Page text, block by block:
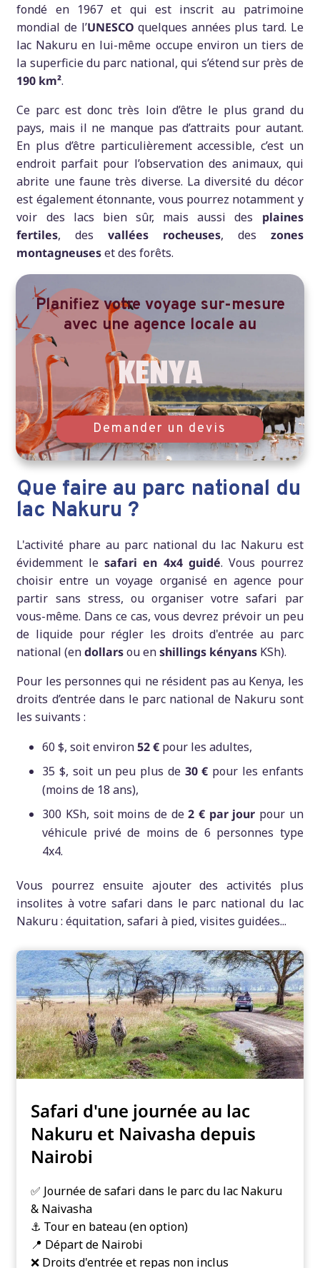
fondé en 1967 et qui est inscrit au patrimoine
mondial de l’UNESCOquelques années plus tard. Le
lac Nakuru en lui-même occupe environ un tiers de
la superficie du parc national, qui s’étend sur près de
190 km².
Ce parc est donc très loin d’être le plus grand du
pays, mais il ne manque pas d’attraits pour autant.
En plus d’être particulièrement accessible, c’est un
endroit parfait pour l’observation des animaux, qui
abrite une faune très diverse. La diversité du décor
est également étonnante, vous pourrez notamment y
voir des lacs bien sûr, mais aussi des plaines
fertiles, desvallées rocheuses, des zones
montagneuseset des forêts.
Planifiez votre voyage sur-mesure
avec une agence locale au
KENYA
Demander un devis
Que faire au parc national du
lac Nakuru ?
L'activité phare au parc national du lac Nakuru est
évidemment lesafari en 4x4 guidé. Vous pourrez
choisir entre un voyage organisé en agence pour
partir sans stress, ou organiser votre safari par
vous-même. Dans ce cas, vous devrez prévoir un peu
de liquide pour régler les droits d'entrée au parc
national (endollarsou enshillings kényans KSh).
Pour les personnes qui ne résident pas au Kenya, les
droits d’entrée dans le parc national de Nakuru sont
les suivants :
60 $, soit environ52 € pour les adultes,
35 $, soit un peu plus de 30 € pour les enfants
(moins de 18 ans),
300 KSh, soit moins de de2 € par jour pour un
véhicule privé de moins de 6 personnes type
4x4.
Vous pourrez ensuite ajouter des activités plus
insolites à votre safari dans le parc national du lac
Nakuru : équitation, safari à pied, visites guidées...
Safari d'une journée au lac
Nakuru et Naivasha depuis
Nairobi
✅ Journée de safari dans le parc du lac Nakuru
& Naivasha
⚓️ Tour en bateau (en option)
📍 Départ de Nairobi
❌ Droits d'entrée et repas non inclus